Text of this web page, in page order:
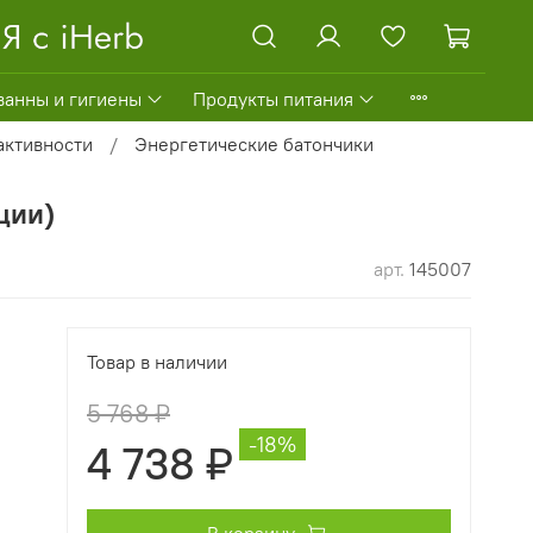
и гигиены
Продукты питания
Энергетические батончики
арт. 145007
Товар в наличии
5 768 ₽
4 738 ₽ -18%